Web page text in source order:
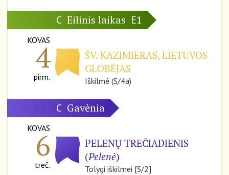
C Eilinis laikas E1
KOVAS
4
pirm.
ŠV. KAZIMIERAS, LIETUVOS
GLOBĖJAS
Iškilmė (S/4a)
C Gavėnia
KOVAS
6
treč.
PELENŲ TREČIADIENIS
(Pelenė)
Tolygi iškilmei [S/2]